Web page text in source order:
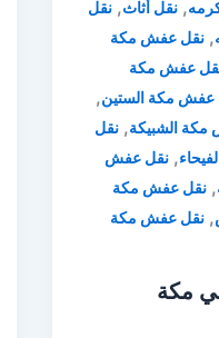
, نقل أثاث, نقل
, نقل عفش مكة
عفش مكة
عفش مكة الستين,
الشبيكة, نقل
, نقل عفش
, نقل عفش مكة
, نقل عفش مكة
مكة